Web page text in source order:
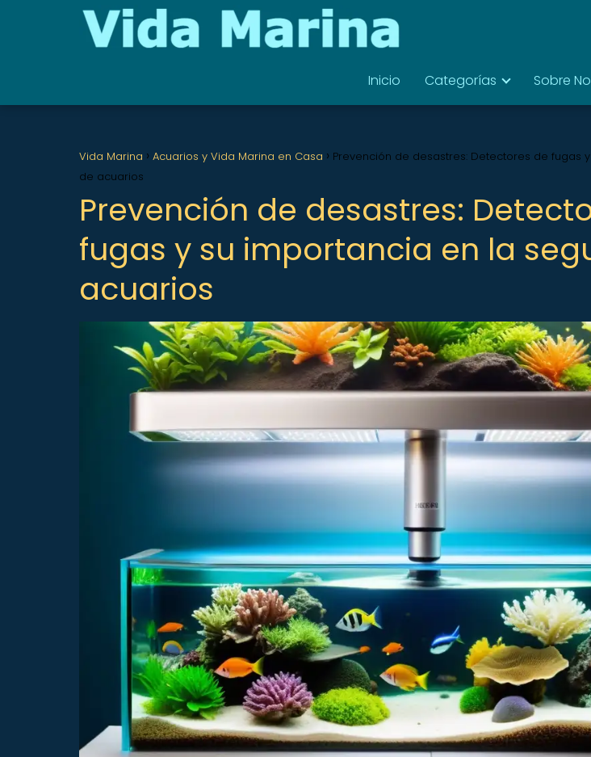
Inicio Categorías Sobre
Vida Marina Acuarios y Vida Marina en Casa
Prevención de desastres: Detectores de fugas
de acuarios
Prevención de desastres:
fugas y su importancia en la
acuarios